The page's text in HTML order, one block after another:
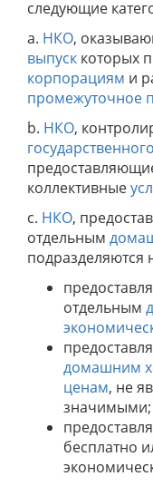
следующие
a. НКО,
выпуск которых
корпорациям и
промежуточное
b. НКО,
коллективные
c. НКО,
отдельным
подразделяются
отдельным
домашним
ценам, не
значимыми;
бесплатно